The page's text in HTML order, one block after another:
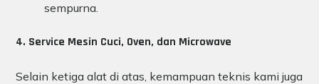
sempurna.
4. Service Mesin Cuci, Oven, dan Microwave
Selain ketiga alat di atas, kemampuan teknis kami juga